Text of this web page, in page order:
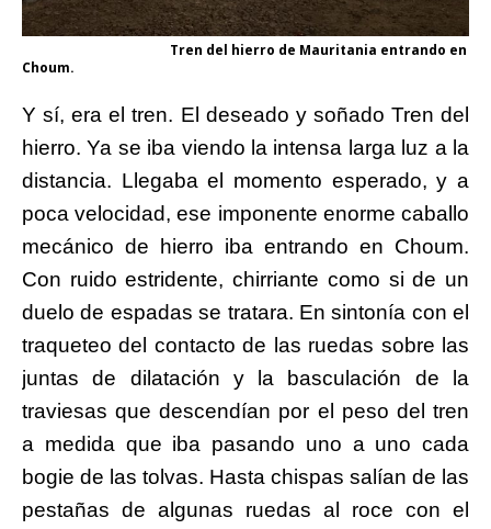
Tren del hierro de Mauritania entrando en
Choum.
Y sí, era el tren. El deseado y soñado Tren del
hierro. Ya se iba viendo la intensa larga luz a la
distancia. Llegaba el momento esperado, y a
poca velocidad, ese imponente enorme caballo
mecánico de hierro iba entrando en Choum.
Con ruido estridente, chirriante como si de un
duelo de espadas se tratara. En sintonía con el
traqueteo del contacto de las ruedas sobre las
juntas de dilatación y la basculación de la
traviesas que descendían por el peso del tren
a medida que iba pasando uno a uno cada
bogie de las tolvas. Hasta chispas salían de las
pestañas de algunas ruedas al roce con el